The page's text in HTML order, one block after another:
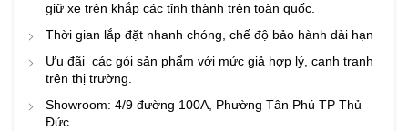
giữ xe trên khắp các tỉnh thành trên toàn quốc.
Thời gian lắp đặt nhanh chóng, chế độ bảo hành dài hạn
Ưu đãi các gói sản phẩm với mức giả hợp lý, canh tranh
trên thị trường.
Showroom: 4/9 đường 100A, Phường Tân Phú TP Thủ
Đức